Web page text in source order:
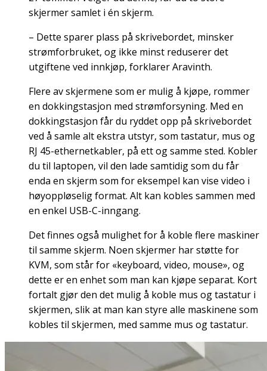
skjermer samlet i én skjerm.
– Dette sparer plass på skrivebordet, minsker
strømforbruket, og ikke minst reduserer det
utgiftene ved innkjøp, forklarer Aravinth.
Flere av skjermene som er mulig å kjøpe, rommer
en dokkingstasjon med strømforsyning. Med en
dokkingstasjon får du ryddet opp på skrivebordet
ved å samle alt ekstra utstyr, som tastatur, mus og
RJ 45-ethernetkabler, på ett og samme sted. Kobler
du til laptopen, vil den lade samtidig som du får
enda en skjerm som for eksempel kan vise video i
høyoppløselig format. Alt kan kobles sammen med
en enkel USB-C-inngang.
Det finnes også mulighet for å koble flere maskiner
til samme skjerm. Noen skjermer har støtte for
KVM, som står for «keyboard, video, mouse», og
dette er en enhet som man kan kjøpe separat. Kort
fortalt gjør den det mulig å koble mus og tastatur i
skjermen, slik at man kan styre alle maskinene som
kobles til skjermen, med samme mus og tastatur.